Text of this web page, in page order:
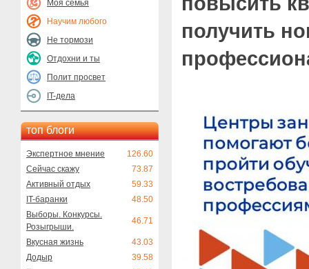
Моя семья
Научим любого
Не тормози
Отдохни и ты
Полит просвет
IT-дела
топ блоги
Экспертное мнение
126.60
Сейчас скажу
73.87
Активный отдых
59.33
IT-баранки
48.50
Выборы. Конкурсы.
Розыгрыши.
46.71
Вкусная жизнь
43.03
Додыр
39.58
получить